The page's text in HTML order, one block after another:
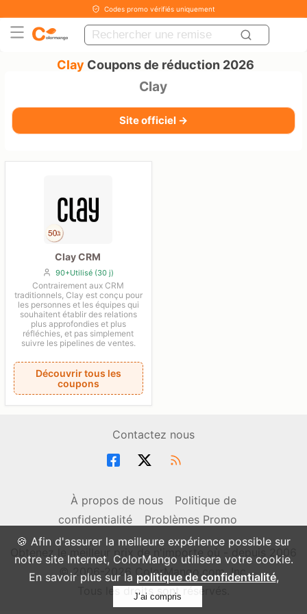
🍪 Afin d'assurer la meilleure expérience possible sur
notre site Internet, ColorMango utilisera votre cookie.
En savoir plus sur la politique de confidentialité,
J’ai compris
Codes promo vérifiés uniquement
Clay Coupons de réduction 2026
Clay
Site officiel →
Clay CRM
90+Utilisé (30 j)
Contrairement aux CRM
traditionnels, Clay est conçu pour
les personnes et les équipes qui
souhaitent établir des relations
plus approfondies et plus
réfléchies, et pas simplement
suivre les pipelines de ventes.
Découvrir tous les
coupons
Contactez nous
À propos de nous
Politique de
confidentialité
Problèmes Promo
Obtenez le meilleur prix de n'importe où - depuis 2006
© 2006-2026 ColorMango.com, Inc.
Tous les droits sont réservés.